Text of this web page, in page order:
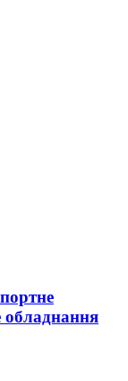
обладнання